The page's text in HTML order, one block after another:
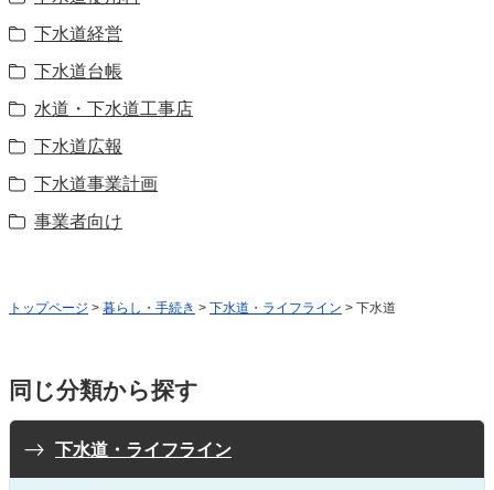
下水道経営
下水道台帳
水道・下水道工事店
下水道広報
下水道事業計画
事業者向け
トップページ > 暮らし・手続き > 下水道・ライフライン > 下水道
同じ分類から探す
下水道・ライフライン